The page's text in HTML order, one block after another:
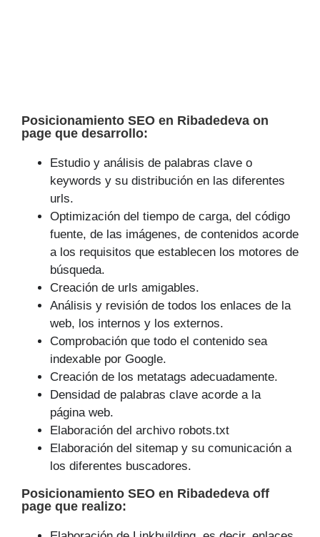
Posicionamiento SEO en Ribadedeva on
page que desarrollo:
Estudio y análisis de palabras clave o
keywords y su distribución en las diferentes
urls.
Optimización del tiempo de carga, del código
fuente, de las imágenes, de contenidos acorde
a los requisitos que establecen los motores de
búsqueda.
Creación de urls amigables.
Análisis y revisión de todos los enlaces de la
web, los internos y los externos.
Comprobación que todo el contenido sea
indexable por Google.
Creación de los metatags adecuadamente.
Densidad de palabras clave acorde a la
página web.
Elaboración del archivo robots.txt
Elaboración del sitemap y su comunicación a
los diferentes buscadores.
Posicionamiento SEO en Ribadedeva off
page que realizo: